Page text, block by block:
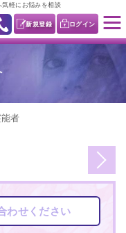
気軽にお悩みを相談
新規登録 ログイン
者
わせください